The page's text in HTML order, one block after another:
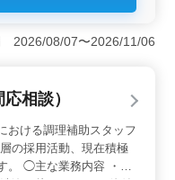
ディーラー店での自
活躍できる環境で
持つ方々がチームを
＞ 自動車整備10年
点検整備や車検対応
きます。自分の技術
安全なカーライフを
働きやすい環境
2026/08/07〜2026/11/06
相談）
おける調理補助スタッフ
の採用活動、現在積極
。 ◯主な業務内容 ・食